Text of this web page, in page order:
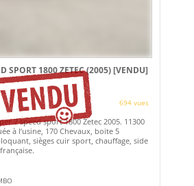
SPORT 1800 ZETEC (2005)[VENDU]
694 vues
7 speed sport 1800 Zetec 2005. 11300
à l’usine, 170 Chevaux, boite 5
sièges cuir sport, chauffage, side